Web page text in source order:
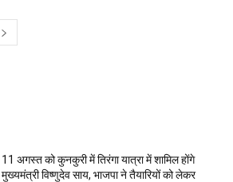
11 अगस्त को कुनकुरी में तिरंगा यात्रा में शामिल होंगे
मुख्यमंत्री विष्णुदेव साय, भाजपा ने तैयारियों को लेकर